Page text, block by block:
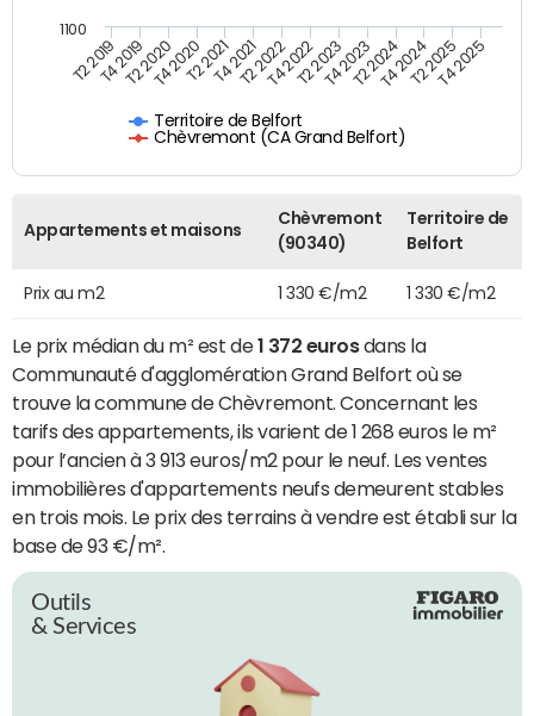
Territoire de Belfort
Chèvremont (CA Grand Belfort)
T2 2019T4 2019T2 2020T4 2020T2 2021T4 2021T2 2022T4 2022T2 2023T4 2023T2 2024T4 2024T2 2025T4 2025
1100
Appartements et maisons
Chèvremont
(90340)
Territoire de
Belfort
Prix au m2 1 330 €/m2 1 330 €/m2
Le prix médian du m² est de1 372 eurosdans la
Communauté d'agglomération Grand Belfort où se
trouve la commune de Chèvremont. Concernant les
tarifs des appartements, ils varient de 1 268 euros le m²
pour l’ancien à 3 913 euros/m2 pour le neuf. Les ventes
immobilières d'appartements neufs demeurent stables
en trois mois. Le prix des terrains à vendre est établi sur la
base de 93 €/m².
Outils
& Services